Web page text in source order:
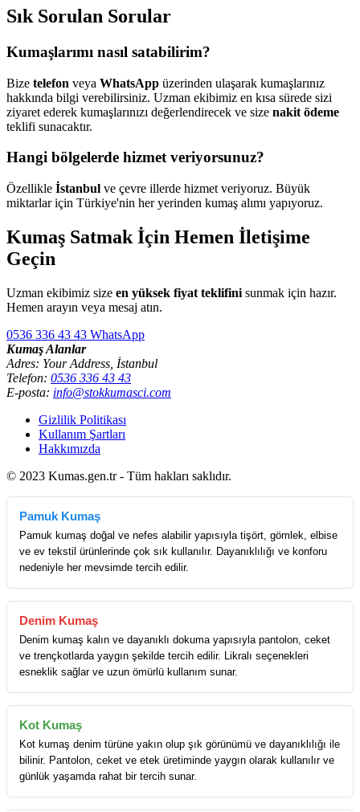
Sık Sorulan Sorular
Kumaşlarımı nasıl satabilirim?
Bize telefon veya WhatsApp üzerinden ulaşarak kumaşlarınız
hakkında bilgi verebilirsiniz. Uzman ekibimiz en kısa sürede sizi
ziyaret ederek kumaşlarınızı değerlendirecek ve size nakit ödeme
teklifi sunacaktır.
Hangi bölgelerde hizmet veriyorsunuz?
Özellikle İstanbul ve çevre illerde hizmet veriyoruz. Büyük
miktarlar için Türkiye'nin her yerinden kumaş alımı yapıyoruz.
Kumaş Satmak İçin Hemen İletişime
Geçin
Uzman ekibimiz size en yüksek fiyat teklifini sunmak için hazır.
Hemen arayın veya mesaj atın.
0536 336 43 43 WhatsApp
Kumaş Alanlar
Adres: Your Address, İstanbul
Telefon: 0536 336 43 43
E-posta: info@stokkumasci.com
Gizlilik Politikası
Kullanım Şartları
Hakkımızda
© 2023 Kumas.gen.tr - Tüm hakları saklıdır.
Pamuk Kumaş
Pamuk kumaş doğal ve nefes alabilir yapısıyla tişört, gömlek, elbise
ve ev tekstil ürünlerinde çok sık kullanılır. Dayanıklılığı ve konforu
nedeniyle her mevsimde tercih edilir.
Denim Kumaş
Denim kumaş kalın ve dayanıklı dokuma yapısıyla pantolon, ceket
ve trençkotlarda yaygın şekilde tercih edilir. Likralı seçenekleri
esneklik sağlar ve uzun ömürlü kullanım sunar.
Kot Kumaş
Kot kumaş denim türüne yakın olup şık görünümü ve dayanıklılığı ile
bilinir. Pantolon, ceket ve etek üretiminde yaygın olarak kullanılır ve
günlük yaşamda rahat bir tercih sunar.